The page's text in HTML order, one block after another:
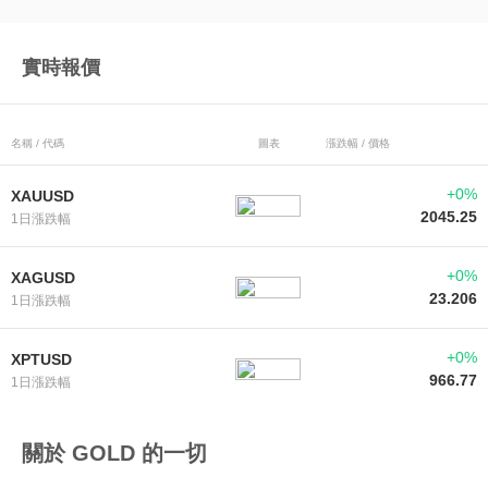
實時報價
名稱 / 代碼 圖表 漲跌幅 / 價格
XAUUSD
1日漲跌幅
+0%
2045.25
XAGUSD
1日漲跌幅
+0%
23.206
XPTUSD
1日漲跌幅
+0%
966.77
關於 GOLD 的一切